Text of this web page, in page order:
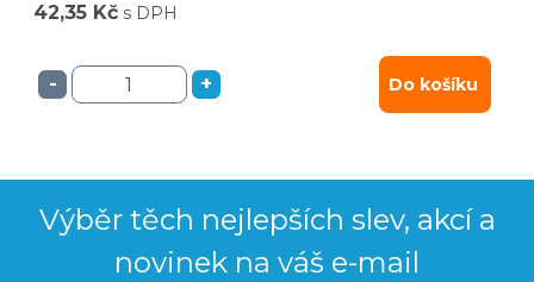
42,35 Kč s DPH
- + Do košíku
Výběr těch nejlepších slev, akcí a
novinek na váš e-mail